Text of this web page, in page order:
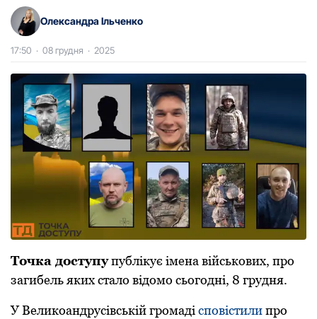
Олександра Ільченко
17:50 · 08 грудня · 2025
Точка доступупублікує імена військових, про
загибель яких стало відомо сьогодні, 8 грудня.
У Великоандрусівській громаді сповістилипро